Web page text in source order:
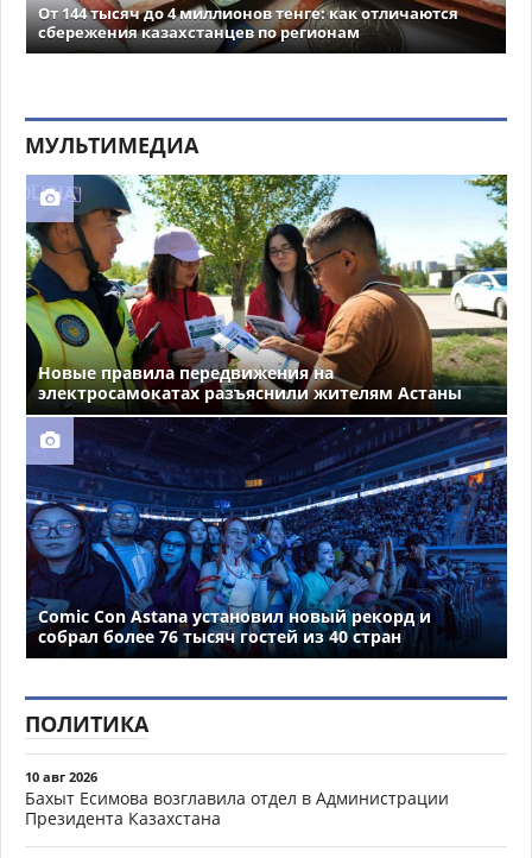
От 144 тысяч до 4 миллионов тенге: как отличаются
сбережения казахстанцев по регионам
МУЛЬТИМЕДИА
Новые правила передвижения на
электросамокатах разъяснили жителям Астаны
Comic Con Astana установил новый рекорд и
собрал более 76 тысяч гостей из 40 стран
ПОЛИТИКА
10 авг 2026
Бахыт Есимова возглавила отдел в Администрации
Президента Казахстана